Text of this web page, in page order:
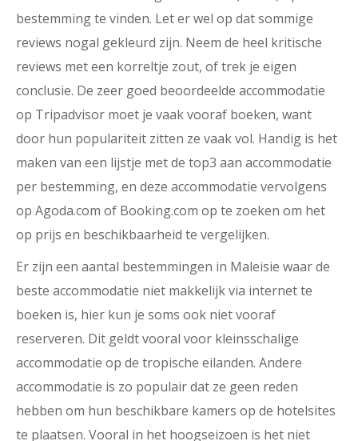
bestemming te vinden. Let er wel op dat sommige
reviews nogal gekleurd zijn. Neem de heel kritische
reviews met een korreltje zout, of trek je eigen
conclusie. De zeer goed beoordeelde accommodatie
op Tripadvisor moet je vaak vooraf boeken, want
door hun populariteit zitten ze vaak vol. Handig is het
maken van een lijstje met de top3 aan accommodatie
per bestemming, en deze accommodatie vervolgens
op Agoda.com of Booking.com op te zoeken om het
op prijs en beschikbaarheid te vergelijken.
Er zijn een aantal bestemmingen in Maleisie waar de
beste accommodatie niet makkelijk via internet te
boeken is, hier kun je soms ook niet vooraf
reserveren. Dit geldt vooral voor kleinsschalige
accommodatie op de tropische eilanden. Andere
accommodatie is zo populair dat ze geen reden
hebben om hun beschikbare kamers op de hotelsites
te plaatsen. Vooral in het hoogseizoen is het niet